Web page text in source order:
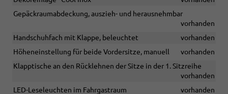
Gepäckraumabdeckung, auszieh- und herausnehmbar
vorhanden
Handschuhfach mit Klappe, beleuchtet
vorhanden
Höheneinstellung für beide Vordersitze, manuell
vorhanden
Klapptische an den Rücklehnen der Sitze in der 1. Sitzreihe
vorhanden
LED-Leseleuchten im Fahrgastraum
vorhanden